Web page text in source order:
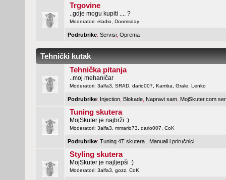
Trgovine
..gdje mogu kupiti .... ?
Moderatori: eladio, Doomsday
Podrubrike: Servisi Oprema
Tehnički kutak
Tehnička pitanja
..moj mehaničar
Moderatori: 3alfa3 SRAD, dario007 Kamba Grale Lenko
Podrubrike: Injection Blokade Napravi sam MojSkuter.com
Tuning skutera
MojSkuter je najbrži :)
Moderatori: 3alfa3 mmario73 dario007 CoK
Podrubrike: Tuning 4T skutera Manuali i priručnici
Styling skutera
MojSkuter je najljepši :)
Moderatori: 3alfa3 gozz, CoK